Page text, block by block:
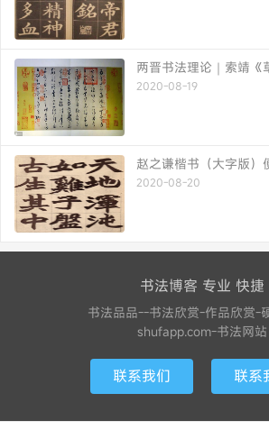
两晋书法理论｜索靖《
2020-08-19
赵之谦楷书（大字版）
2020-08-20
书法博客 专业 快捷
书法品品--书法欣赏-作品欣赏-
shufapp.com-书法网站
联系我们 联系